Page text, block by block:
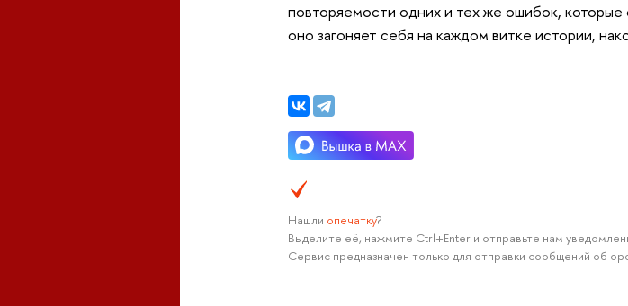
повторяемости одних и тех же ошибок, которые
оно загоняет себя на каждом витке истории,
Нашли опечатку?
Выделите её, нажмите Ctrl+Enter и отправьте нам
Сервис предназначен только для отправки сообщений об